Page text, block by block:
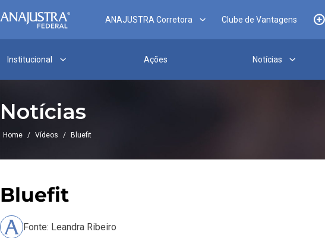
ANAJUSTRA Corretora Clube de Vantagens
Institucional Ações Notícias
Notícias
Home / Vídeos / Bluefit
Bluefit
Fonte: Leandra Ribeiro